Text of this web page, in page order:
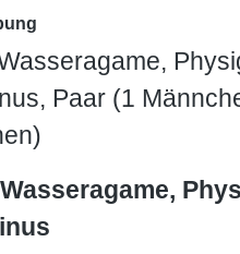
Paar (1